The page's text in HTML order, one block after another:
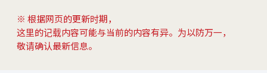
※ 根据网页的更新时期，
这里的记载内容可能与当前的内容有异。为以防万一，
敬请确认最新信息。